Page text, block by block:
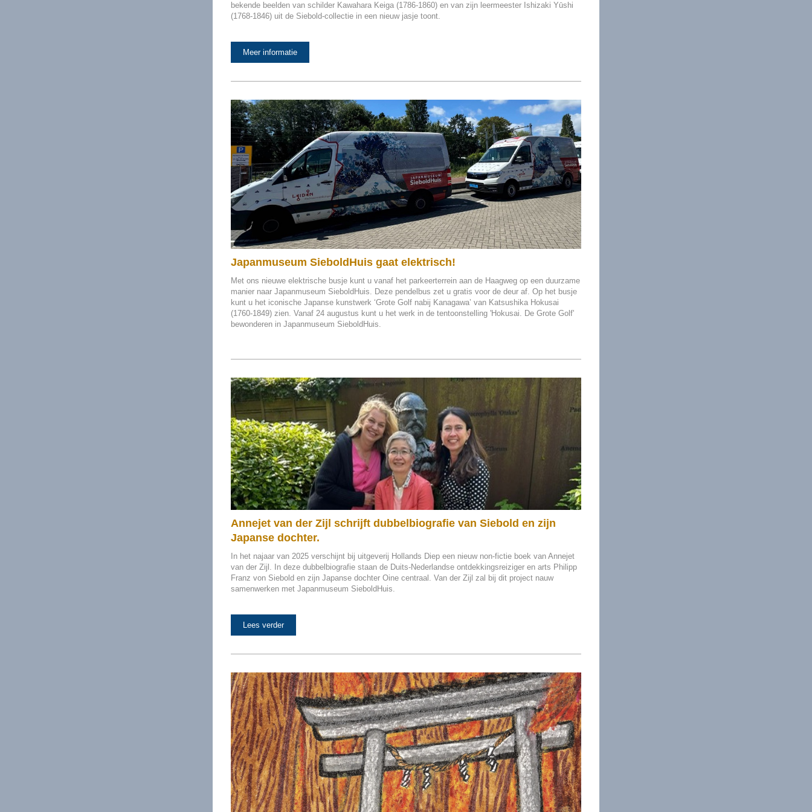
bekende beelden van schilder Kawahara Keiga (1786-1860) en van zijn leermeester Ishizaki Yūshi
(1768-1846) uit de Siebold-collectie in een nieuw jasje toont.
Meer informatie
Japanmuseum SieboldHuis gaat elektrisch!
Met ons nieuwe elektrische busje kunt u vanaf het parkeerterrein aan de Haagweg op een duurzame
manier naar Japanmuseum SieboldHuis. Deze pendelbus zet u gratis voor de deur af. Op het busje
kunt u het iconische Japanse kunstwerk ‘Grote Golf nabij Kanagawa’ van Katsushika Hokusai
(1760-1849) zien. Vanaf 24 augustus kunt u het werk in de tentoonstelling 'Hokusai. De Grote Golf'
bewonderen in Japanmuseum SieboldHuis.
Annejet van der Zijl schrijft dubbelbiografie van Siebold en zijn
Japanse dochter.
In het najaar van 2025 verschijnt bij uitgeverij Hollands Diep een nieuw non-fictie boek van Annejet
van der Zijl. In deze dubbelbiografie staan de Duits-Nederlandse ontdekkingsreiziger en arts Philipp
Franz von Siebold en zijn Japanse dochter Oine centraal. Van der Zijl zal bij dit project nauw
samenwerken met Japanmuseum SieboldHuis.
Lees verder